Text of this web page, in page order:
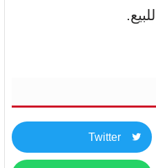
Twitter